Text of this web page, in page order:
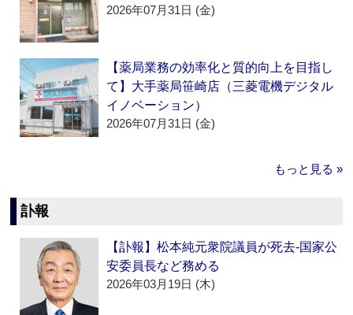
2026年07月31日 (金)
【薬局業務の効率化と質的向上を目指し
て】大手薬局笹崎店（三菱電機デジタル
イノベーション）
2026年07月31日 (金)
もっと見る »
訃報
【訃報】松本純元衆院議員が死去‐国家公
安委員長など務める
2026年03月19日 (木)